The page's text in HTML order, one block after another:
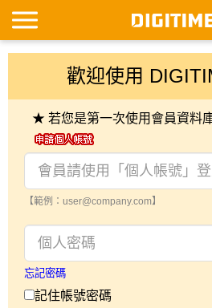
歡迎使用
★ 若您是第一次使用會員資料
【範例：user@company.com】
忘記密碼
記住帳號密碼